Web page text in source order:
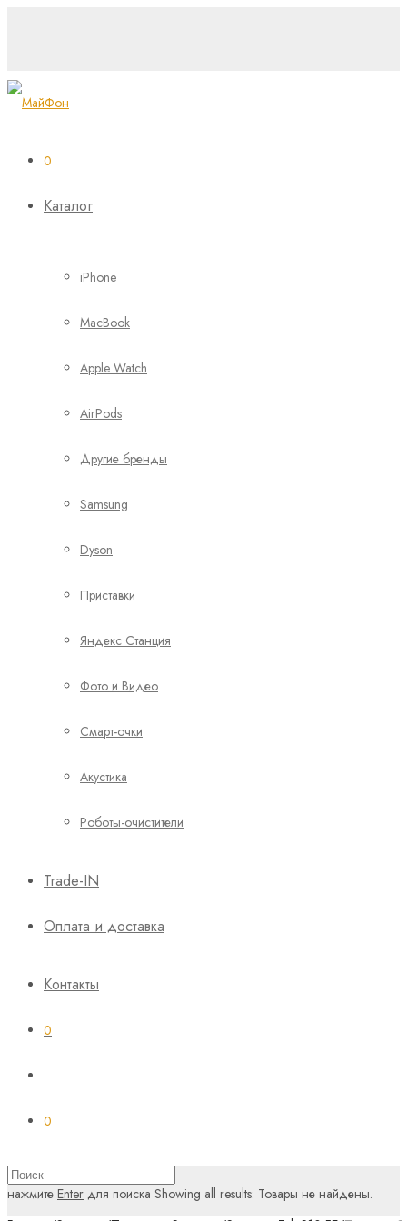
0
Каталог
iPhone
MacBook
Apple Watch
AirPods
Другие бренды
Samsung
Dyson
Приставки
Яндекс Станция
Фото и Видео
Смарт-очки
Акустика
Роботы-очистители
Trade-IN
Оплата и доставка
Контакты
0
0
нажмите Enter для поиска Showing all results: Товары не найдены.